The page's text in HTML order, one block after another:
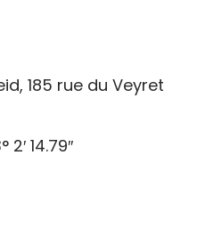
185 rue du Veyret
2′ 14.79″